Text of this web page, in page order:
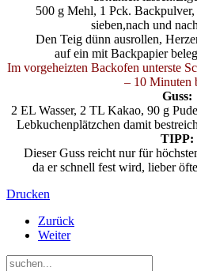
500 g Mehl, 1 Pck.
sieben,nach und
Den Teig dünn ausrollen,
auf ein mit Backpapier
Im vorgeheizten Backofen unterste
– 10 Minuten
Guss:
2 EL Wasser, 2 TL Kakao, 90 g
Lebkuchenplätzchen damit
TIPP:
Dieser Guss reicht nur für
da er schnell fest wird, lieber
Drucken
Zurück
Weiter